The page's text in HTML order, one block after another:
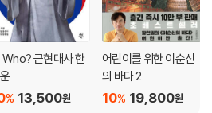
켜 독립군을 죽였다고?
많았다고?
트라고?
라고?
?
가 한 명도 없다고?
Who? 근현대사 한
13,500원
%
어린이를 위한 이순신
의 바다 2
19,800원
10%